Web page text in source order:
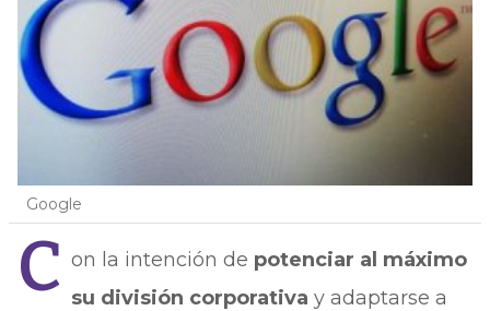
Google
C on la intención de potenciar al máximo
su división corporativa y adaptarse a